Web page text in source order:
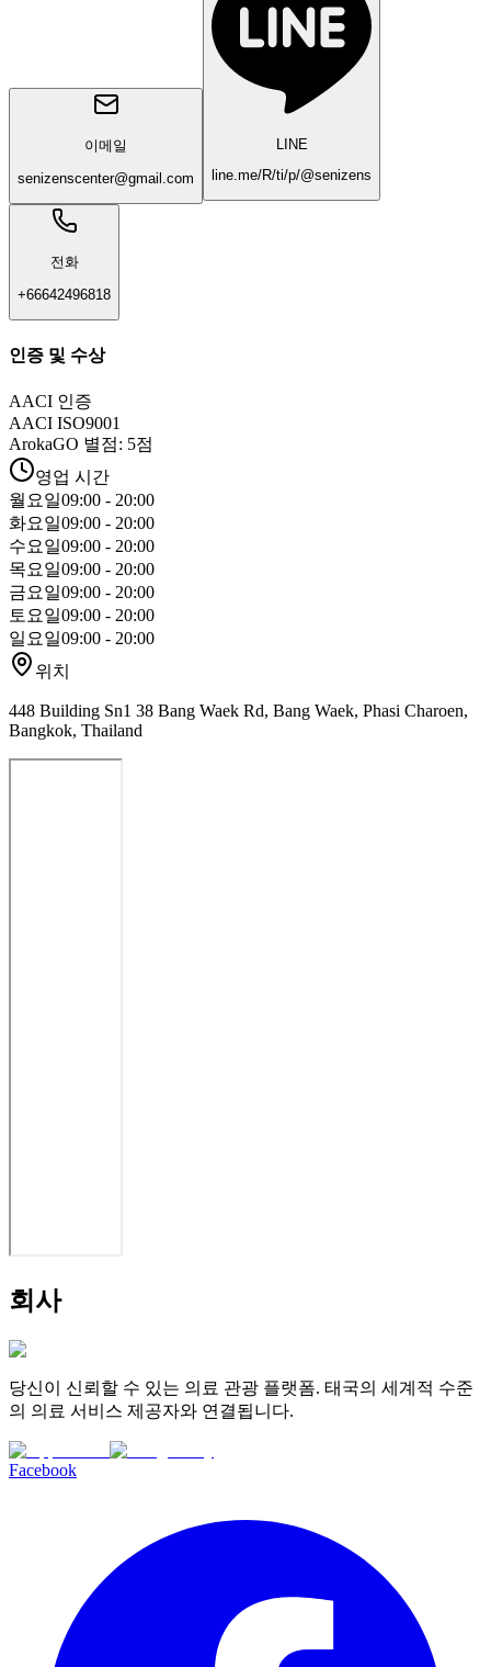
이메일
senizenscenter@gmail.com
LINE
line.me/R/ti/p/@senizens
전화
+66642496818
인증 및 수상
AACI 인증
AACI ISO9001
ArokaGO 별점: 5점
영업 시간
월요일09:00 - 20:00
화요일09:00 - 20:00
수요일09:00 - 20:00
목요일09:00 - 20:00
금요일09:00 - 20:00
토요일09:00 - 20:00
일요일09:00 - 20:00
위치
448 Building Sn1 38 Bang Waek Rd, Bang Waek, Phasi Charoen,
Bangkok, Thailand
회사
당신이 신뢰할 수 있는 의료 관광 플랫폼. 태국의 세계적 수준
의 의료 서비스 제공자와 연결됩니다.
Facebook